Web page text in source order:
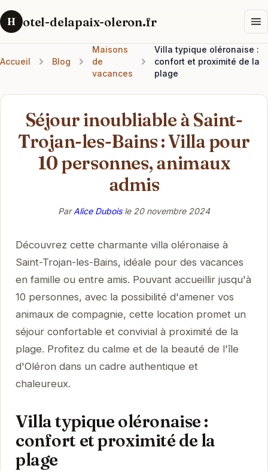
H otel-delapaix-oleron.fr
Accueil Blog
Maisons
de
vacances
Villa typique oléronaise :
confort et proximité de la
plage
Séjour inoubliable à Saint-
Trojan-les-Bains : Villa pour
10 personnes, animaux
admis
ParAlice Duboisle 20 novembre 2024
Découvrez cette charmante villa oléronaise à
Saint-Trojan-les-Bains, idéale pour des vacances
en famille ou entre amis. Pouvant accueillir jusqu'à
10 personnes, avec la possibilité d'amener vos
animaux de compagnie, cette location promet un
séjour confortable et convivial à proximité de la
plage. Profitez du calme et de la beauté de l'île
d'Oléron dans un cadre authentique et
chaleureux.
Villa typique oléronaise :
confort et proximité de la
plage